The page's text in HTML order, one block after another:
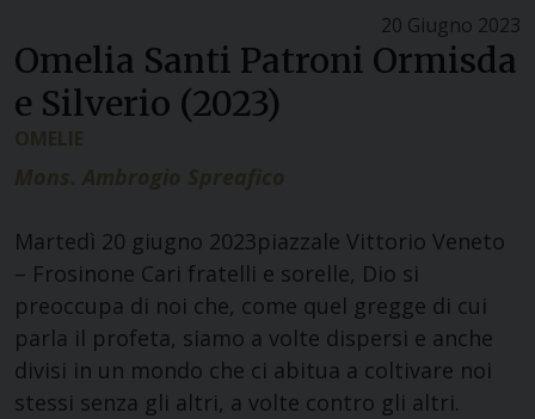
20 Giugno 2023
Omelia Santi Patroni Ormisda
e Silverio (2023)
OMELIE
Mons. Ambrogio Spreafico
Martedì 20 giugno 2023piazzale Vittorio Veneto
– Frosinone Cari fratelli e sorelle, Dio si
preoccupa di noi che, come quel gregge di cui
parla il profeta, siamo a volte dispersi e anche
divisi in un mondo che ci abitua a coltivare noi
stessi senza gli altri, a volte contro gli altri.